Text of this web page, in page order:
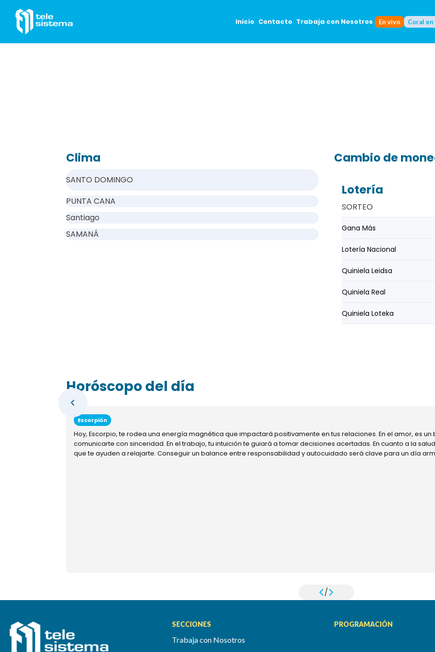
Inicio Contacto Trabaja con Nosotros En vivo Coral
Clima
SANTO DOMINGO
PUNTA CANA
Santiago
SAMANÁ
Cambio de
Lotería
SORTEO
Gana Más
Lotería Nacional
Quiniela Leidsa
Quiniela Real
Quiniela Loteka
Horóscopo del día
Escorpión
Hoy, Escorpio, te rodea una energía magnética que impactará positivamente en tus relaciones. En el amor, es
comunicarte con sinceridad. En el trabajo, tu intuición te guiará a tomar decisiones acertadas. En cuanto a la
que te ayuden a relajarte. Conseguir un balance entre responsabilidad y autocuidado será clave para un día
/
SECCIONES
Trabaja con Nosotros
PROGRAMACIÓN